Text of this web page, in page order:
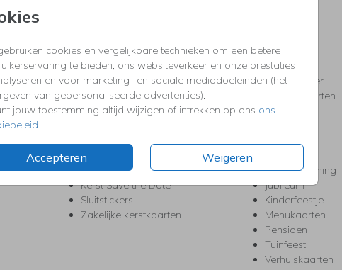
cookies en vergelijkbare technieken om een betere
te bieden, ons websiteverkeer en onze prestaties
en voor marketing- en sociale mediadoeleinden (het
van gepersonaliseerde advertenties).
jouw toestemming altijd wijzigen of intrekken op ons ons
.
Accepteren Weigeren
KERST
Kerstkaarten
Kerstborrel uitnodigingen
Kerstdiner uitnodigingen
Kerst-verhuiskaarten
Nieuwjaarskaarten
Kerst Save the Date
Sluitstickers
Zakelijke kerstkaarten
FEEST
Babyshower
Bedankkaarten
Communie
Housewarming
Jubileum
Kinderfeestje
Menukaarten
Pensioen
Tuinfeest
Verhuiskaarten